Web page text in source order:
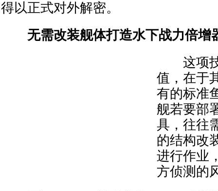
得以正式对外解密。
无需改装舰体打造水下战力倍增
这项技
值，在于
有的标准
舰若要部
具，往往
的结构改
进行作业
方侦测的